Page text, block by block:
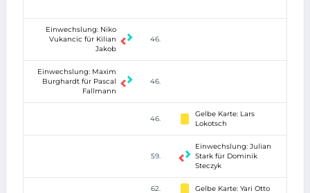
Einwechslung: Niko
Vukancic für Kilian
Jakob
46.
Einwechslung: Maxim
Burghardt für Pascal
Fallmann
46.
46.
Gelbe Karte: Lars
Lokotsch
59.
Einwechslung: Julian
Stark für Dominik
Steczyk
62. Gelbe Karte: Yari Otto